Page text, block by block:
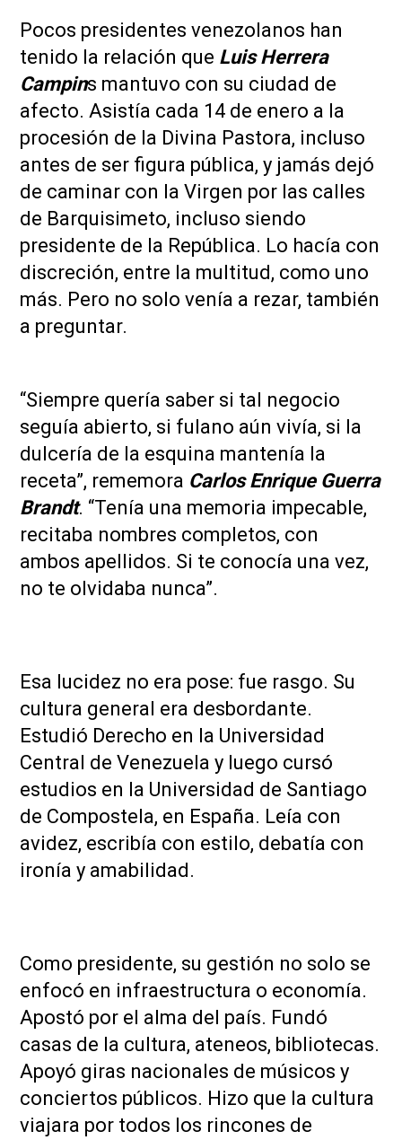
Pocos presidentes venezolanos han
tenido la relación que Luis Herrera
Campins mantuvo con su ciudad de
afecto. Asistía cada 14 de enero a la
procesión de la Divina Pastora, incluso
antes de ser figura pública, y jamás dejó
de caminar con la Virgen por las calles
de Barquisimeto, incluso siendo
presidente de la República. Lo hacía con
discreción, entre la multitud, como uno
más. Pero no solo venía a rezar, también
a preguntar.
“Siempre quería saber si tal negocio
seguía abierto, si fulano aún vivía, si la
dulcería de la esquina mantenía la
receta”, rememora Carlos Enrique Guerra
Brandt. “Tenía una memoria impecable,
recitaba nombres completos, con
ambos apellidos. Si te conocía una vez,
no te olvidaba nunca”.
Esa lucidez no era pose: fue rasgo. Su
cultura general era desbordante.
Estudió Derecho en la Universidad
Central de Venezuela y luego cursó
estudios en la Universidad de Santiago
de Compostela, en España. Leía con
avidez, escribía con estilo, debatía con
ironía y amabilidad.
Como presidente, su gestión no solo se
enfocó en infraestructura o economía.
Apostó por el alma del país. Fundó
casas de la cultura, ateneos, bibliotecas.
Apoyó giras nacionales de músicos y
conciertos públicos. Hizo que la cultura
viajara por todos los rincones de